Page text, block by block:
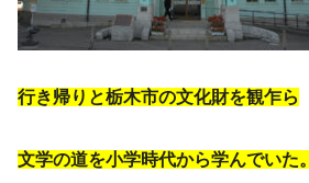
行き帰りと栃木市の文化財を観乍ら
文学の道を小学時代から学んでいた。